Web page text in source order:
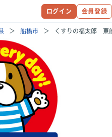
ログイン 会員登録
船橋市 くすりの福太郎 東